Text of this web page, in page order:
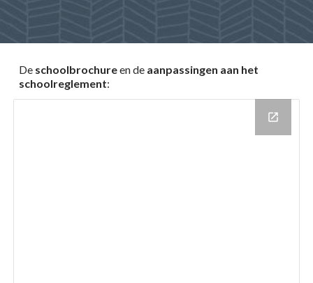
De schoolbrochureen de aanpassingen aan het
schoolreglement: